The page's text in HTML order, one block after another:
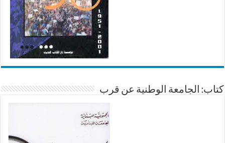
كتاب: الجامعة الوطنية عن قرب